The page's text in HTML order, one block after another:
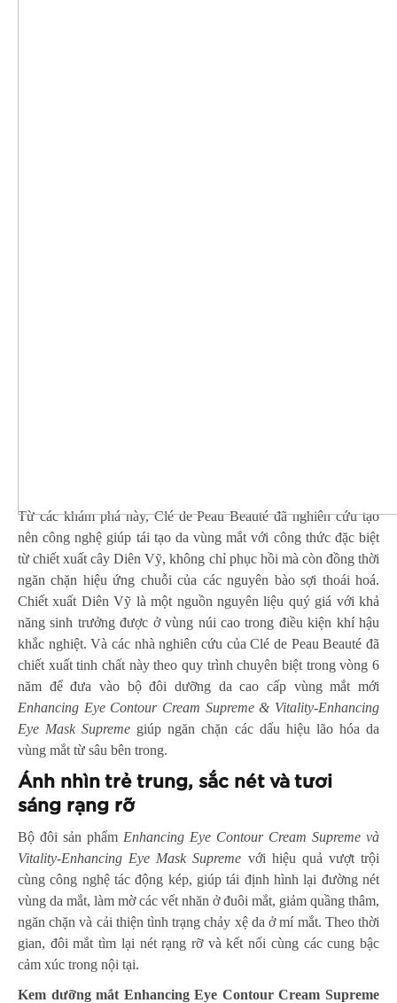
Từ các khám phá này, Clé de Peau Beauté đã nghiên cứu tạo
nên công nghệ giúp tái tạo da vùng mắt với công thức đặc biệt
từ chiết xuất cây Diên Vỹ, không chỉ phục hồi mà còn đồng thời
ngăn chặn hiệu ứng chuỗi của các nguyên bào sợi thoái hoá.
Chiết xuất Diên Vỹ là một nguồn nguyên liệu quý giá với khả
năng sinh trưởng được ở vùng núi cao trong điều kiện khí hậu
khắc nghiệt. Và các nhà nghiên cứu của Clé de Peau Beauté đã
chiết xuất tinh chất này theo quy trình chuyên biệt trong vòng 6
năm để đưa vào bộ đôi dưỡng da cao cấp vùng mắt mới
Enhancing Eye Contour Cream Supreme & Vitality-Enhancing
Eye Mask Supreme giúp ngăn chặn các dấu hiệu lão hóa da
vùng mắt từ sâu bên trong.
Ánh nhìn trẻ trung, sắc nét và tươi
sáng rạng rỡ
Bộ đôi sản phẩm Enhancing Eye Contour Cream Supreme và
Vitality-Enhancing Eye Mask Supreme với hiệu quả vượt trội
cùng công nghệ tác động kép, giúp tái định hình lại đường nét
vùng da mắt, làm mờ các vết nhăn ở đuôi mắt, giảm quầng thâm,
ngăn chặn và cải thiện tình trạng chảy xệ da ở mí mắt. Theo thời
gian, đôi mắt tìm lại nét rạng rỡ và kết nối cùng các cung bậc
cảm xúc trong nội tại.
Kem dưỡng mắt Enhancing Eye Contour Cream Supreme